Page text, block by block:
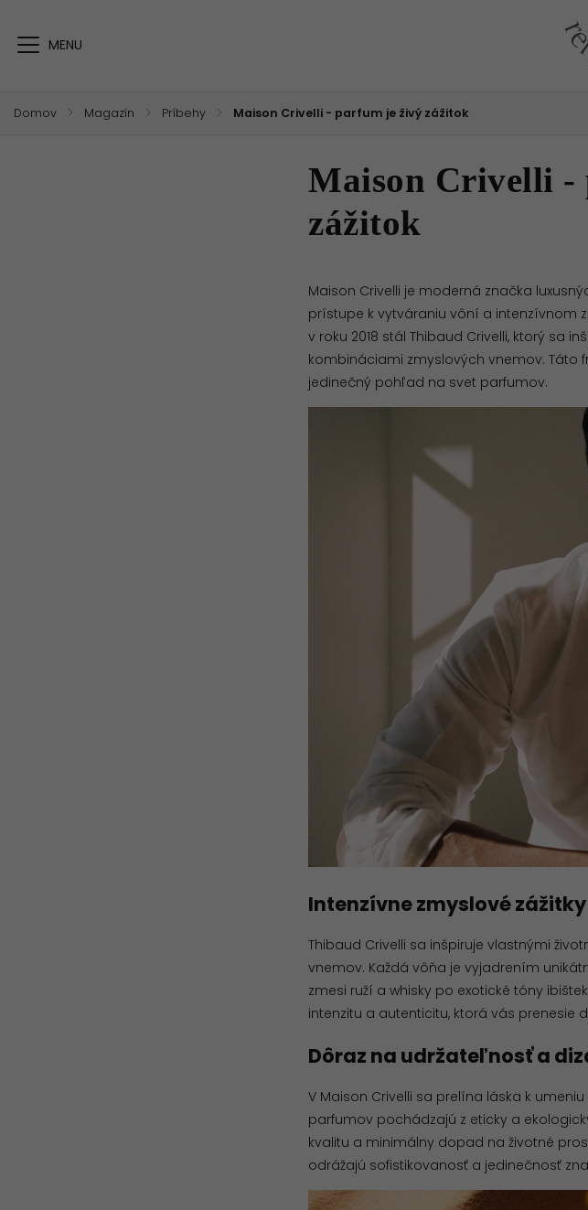
Domov / Magazín / Príbehy / Maison Crivelli - parfum je živý zážitok
Maison Crivelli -
zážitok
Maison Crivelli je moderná značka
prístupe k vytváraniu vôní a intenzívnom
v roku 2018 stál Thibaud Crivelli, ktorý sa
kombináciami zmyslových vnemov. Táto
jedinečný pohľad na svet parfumov.
Intenzívne zmyslové zážitky
Thibaud Crivelli sa inšpiruje vlastnými
vnemov. Každá vôňa je vyjadrením
zmesi ruží a whisky po exotické tóny
intenzitu a autenticitu, ktorá vás prenesie
Dôraz na udržateľnosť a
V Maison Crivelli sa prelína láska k
parfumov pochádzajú z eticky a
kvalitu a minimálny dopad na životné
odrážajú sofistikovanosť a jedinečnosť